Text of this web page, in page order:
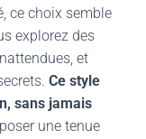
ce choix semble
explorez des
et
Ce style
sans jamais
une tenue